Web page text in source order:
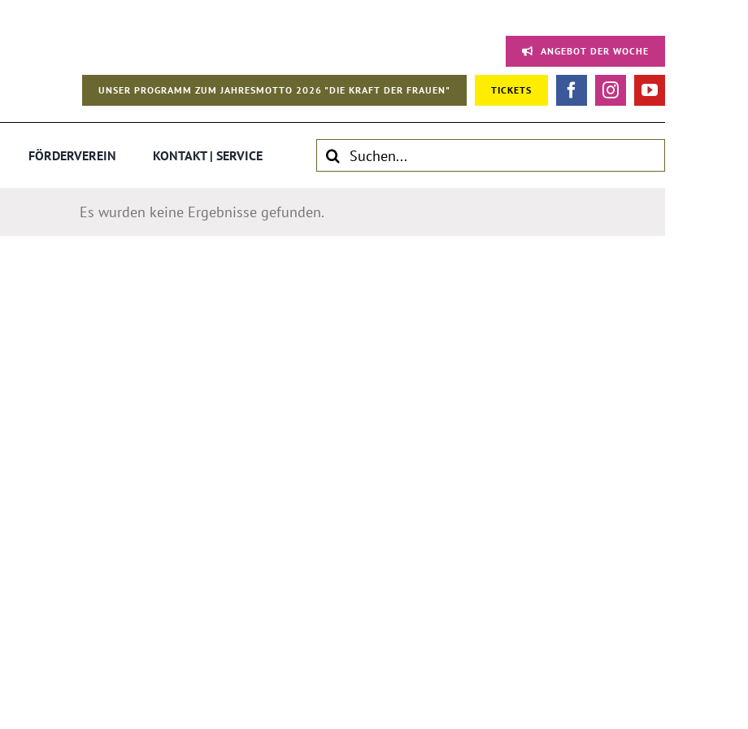
ANGEBOT DER WOCHE
UNSER PROGRAMM ZUM JAHRESMOTTO 2026 "DIE KRAFT DER FRAUEN" TICKETS
FÖRDERVEREIN KONTAKT | SERVICE
Suche
nach:
Hinweis
Es wurden keine Ergebnisse gefunden.